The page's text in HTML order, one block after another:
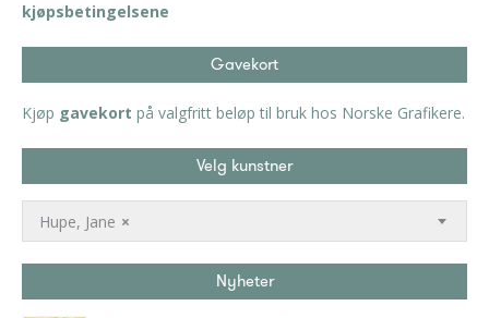
kjøpsbetingelsene
Gavekort
Kjøp gavekort på valgfritt beløp til bruk hos Norske Grafikere.
Velg kunstner
×
Hupe, Jane
Nyheter